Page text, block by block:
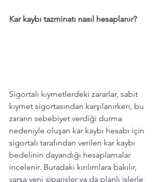
Kar kaybı tazminatı nasıl hesaplanır?
Sigortalı kıymetlerdeki zararlar, sabit
kıymet sigortasından karşılanırken, bu
zararın sebebiyet verdiği durma
nedeniyle oluşan kar kaybı hesabı için
sigortalı tarafından verilen kar kaybı
bedelinin dayandığı hesaplamalar
incelenir. Buradaki kırılımlara bakılır,
varsa yeni siparişler ya da planlı işlerle